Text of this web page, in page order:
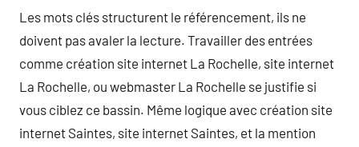
Les mots clés structurent le référencement, ils ne
doivent pas avaler la lecture. Travailler des entrées
comme création site internet La Rochelle, site internet
La Rochelle, ou webmaster La Rochelle se justifie si
vous ciblez ce bassin. Même logique avec création site
internet Saintes, site internet Saintes, et la mention